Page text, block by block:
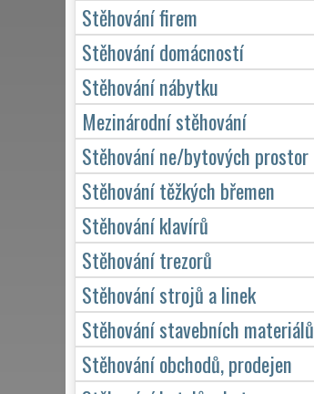
Stěhování firem
Stěhování domácností
Stěhování nábytku
Mezinárodní stěhování
Stěhování ne/bytových prostor
Stěhování těžkých břemen
Stěhování klavírů
Stěhování trezorů
Stěhování strojů a linek
Stěhování stavebních materiálů
Stěhování obchodů, prodejen